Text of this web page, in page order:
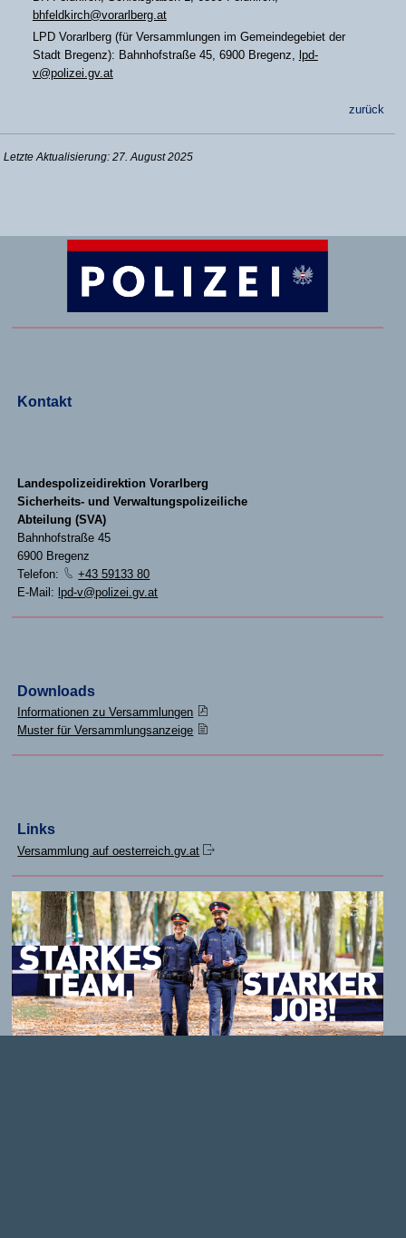
bhfeldkirch@vorarlberg.at
LPD Vorarlberg (für Versammlungen im Gemeindegebiet der
Stadt Bregenz): Bahnhofstraße 45, 6900 Bregenz, lpd-
v@polizei.gv.at
zurück
Letzte Aktualisierung: 27. August 2025
Kontakt
Landespolizeidirektion Vorarlberg
Sicherheits- und Verwaltungspolizeiliche
Abteilung (SVA)
Bahnhofstraße 45
6900 Bregenz
Telefon:
+43 59133 80
E-Mail: lpd-v@polizei.gv.at
Downloads
Informationen zu Versammlungen
Muster für Versammlungsanzeige
Links
Versammlung auf oesterreich.gv.at